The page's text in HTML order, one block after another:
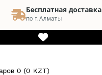
Бесплатная доставка
по г. Алматы
0 (0 KZT)